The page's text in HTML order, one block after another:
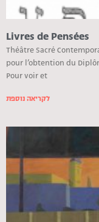
Livres de Pensées
Théâtre Sacré
pour l’obtention du
Pour voir et
לקריאה נוספת